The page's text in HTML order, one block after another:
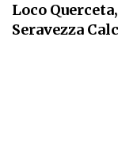
Loco
Seravezza